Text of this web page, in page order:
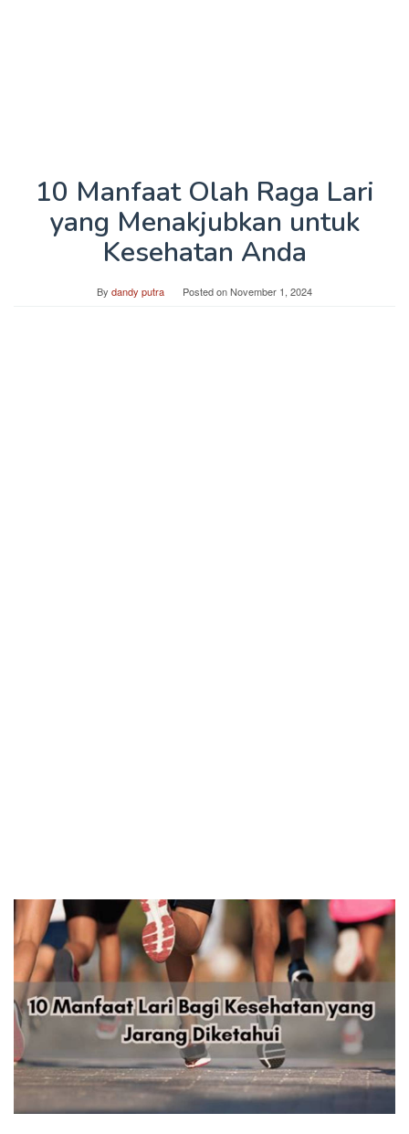
10 Manfaat Olah Raga Lari
yang Menakjubkan untuk
Kesehatan Anda
By dandy putra Posted onNovember 1, 2024